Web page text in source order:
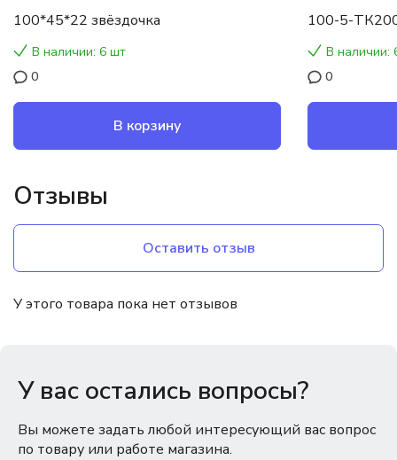
100*45*22 звёздочка
В наличии: 6 шт
0
В корзину
100-5-
В наличии:
0
Отзывы
Оставить отзыв
У этого товара пока нет отзывов
У вас остались вопросы?
Вы можете задать любой интересующий вас вопрос
по товару или работе магазина.